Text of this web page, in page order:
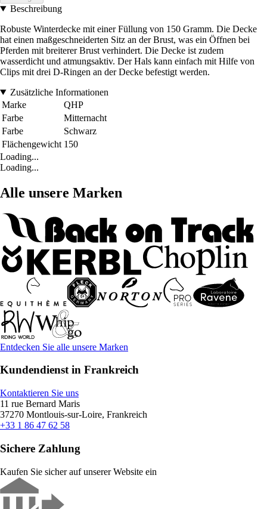
Beschreibung
Robuste Winterdecke mit einer Füllung von 150 Gramm. Die Decke
hat einen maßgeschneiderten Sitz an der Brust, was ein Öffnen bei
Pferden mit breiterer Brust verhindert. Die Decke ist zudem
wasserdicht und atmungsaktiv. Der Hals kann einfach mit Hilfe von
Clips mit drei D-Ringen an der Decke befestigt werden.
Zusätzliche Informationen
Marke
QHP
Farbe
Mitternacht
Farbe
Schwarz
Flächengewicht 150
Loading...
Loading...
Alle unsere Marken
Entdecken Sie alle unsere Marken
Kundendienst in Frankreich
Kontaktieren Sie uns
11 rue Bernard Maris
37270 Montlouis-sur-Loire, Frankreich
+33 1 86 47 62 58
Sichere Zahlung
Kaufen Sie sicher auf unserer Website ein